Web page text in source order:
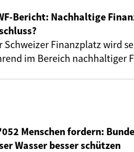
Bericht: Nachhaltige
Schweizer Finanzplatz wird
im Bereich nachhaltiger
Menschen fordern:
Wasser besser schützen